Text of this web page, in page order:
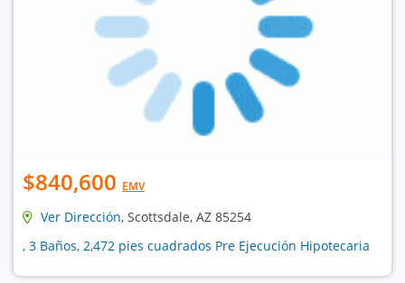
$840,600 EMV
Ver Dirección, Scottsdale, AZ 85254
, 3 Baños, 2,472 pies cuadrados Pre Ejecución Hipotecaria